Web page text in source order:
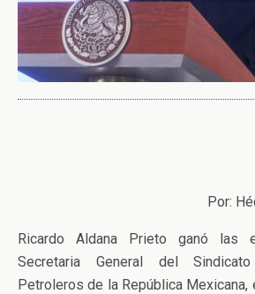
Por:
Ricardo Aldana Prieto ganó las
Secretaria General del
Petroleros de la República Mexicana,